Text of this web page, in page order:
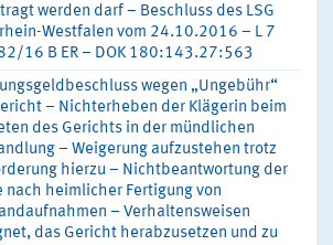
werden darf – Beschluss des LSG
Westfalen vom 24.10.2016 – L 7
16 B ER – DOK 180:143.27:563
wegen „Ungebühr“
– Nichterheben der Klägerin beim
des Gerichts in der mündlichen
– Weigerung aufzustehen trotz
hierzu – Nichtbeantwortung der
nach heimlicher Fertigung von
– Verhaltensweisen
das Gericht herabzusetzen und zu